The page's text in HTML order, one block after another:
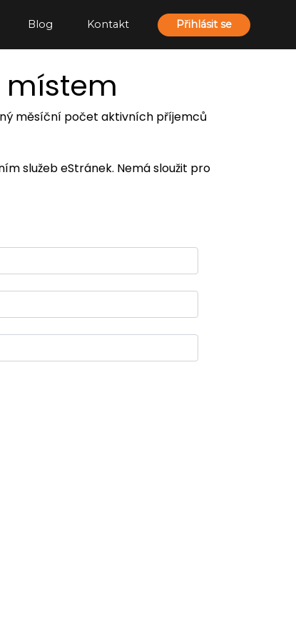
Blog Kontakt Přihlásit se
místem
měsíční počet aktivních příjemců
služeb eStránek. Nemá sloužit pro